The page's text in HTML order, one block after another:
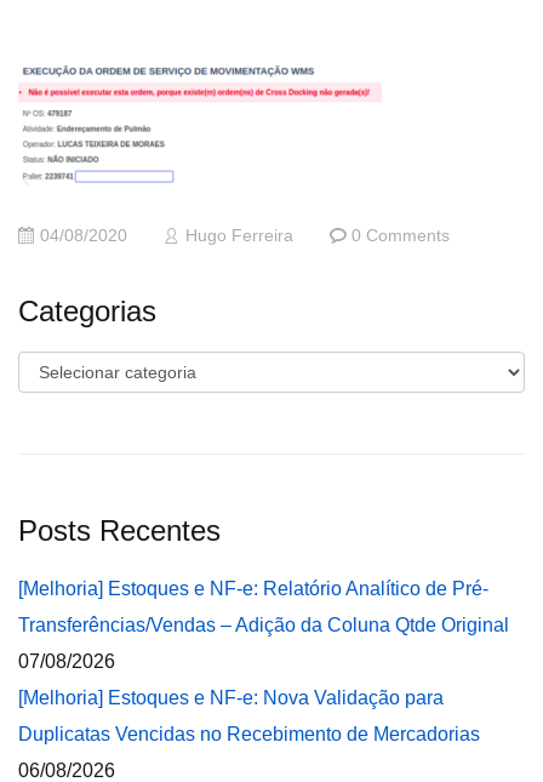
04/08/2020 Hugo Ferreira 0 Comments
Categorias
Categorias
Posts Recentes
[Melhoria] Estoques e NF-e: Relatório Analítico de Pré-
Transferências/Vendas – Adição da Coluna Qtde Original
07/08/2026
[Melhoria] Estoques e NF-e: Nova Validação para
Duplicatas Vencidas no Recebimento de Mercadorias
06/08/2026